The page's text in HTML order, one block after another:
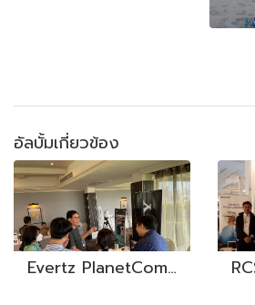
อัลบั้มเกี่ยวข้อง
Evertz PlanetComm I 1 Nov. 2023